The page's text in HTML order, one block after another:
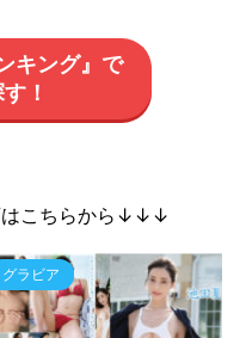
キング』で
！
こちらから↓↓↓
グラビア